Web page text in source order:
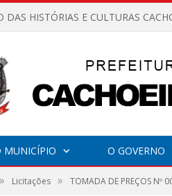
DAS HISTÓRIAS E CULTURAS
MUNICÍPIO O GOVERNO
» Licitações » TOMADA DE PREÇOS Nº